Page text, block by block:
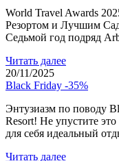
World Travel Awards
Резортом и Лучшим
Седьмой год подряд
Читать далее
20/11/2025
Black Friday -35%
Энтузиазм по поводу
Resort! Не упустите
для себя идеальный
Читать далее